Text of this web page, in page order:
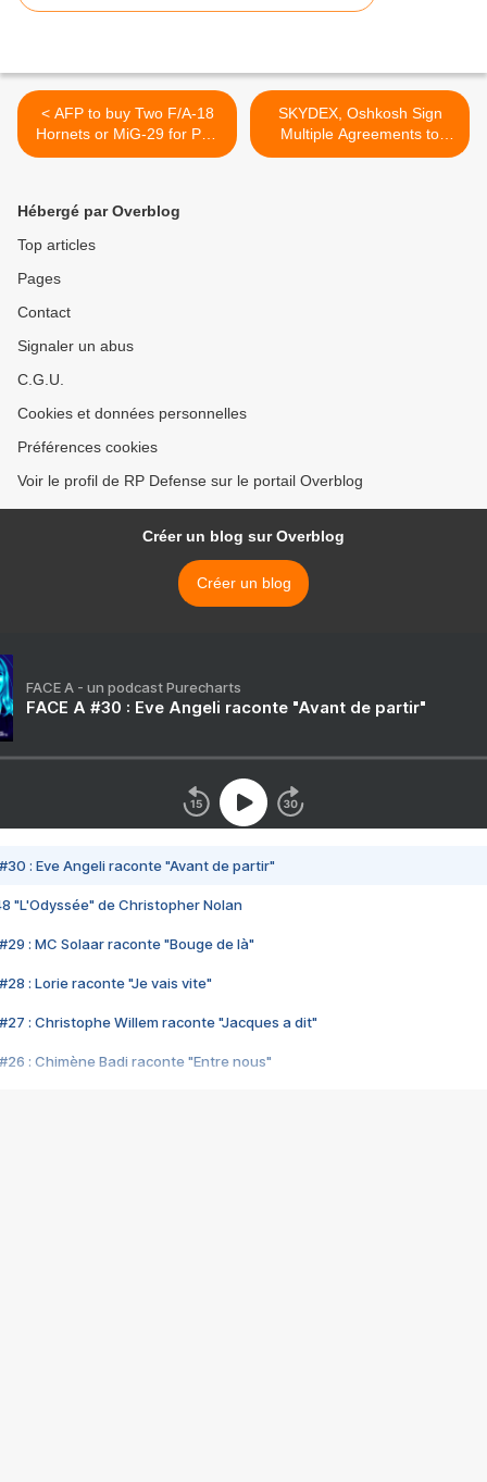
< AFP to buy Two F/A-18
Hornets or MiG-29 for PAF
(PHILIPPINES)
SKYDEX, Oshkosh Sign
Multiple Agreements to
Install Blast Mitigating
Hébergé par Overblog
Top articles
Pages
Contact
Signaler un abus
C.G.U.
Cookies et données personnelles
Préférences cookies
Voir le profil de RP Defense sur le portail Overblog
Créer un blog sur Overblog
Créer un blog
FACE A - un podcast Purecharts
FACE A #30 : Eve Angeli raconte "Avant de partir"
#30 : Eve Angeli raconte "Avant de partir"
"L'Odyssée" de Christopher Nolan
#29 : MC Solaar raconte "Bouge de là"
#28 : Lorie raconte "Je vais vite"
#27 : Christophe Willem raconte "Jacques a dit"
#26 : Chimène Badi raconte "Entre nous"